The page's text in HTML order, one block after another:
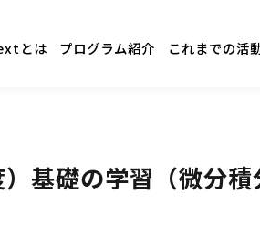
とは プログラム紹介 これまでの活
基礎の学習（微分積